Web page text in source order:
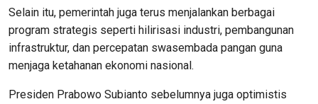
Selain itu, pemerintah juga terus menjalankan berbagai
program strategis seperti hilirisasi industri, pembangunan
infrastruktur, dan percepatan swasembada pangan guna
menjaga ketahanan ekonomi nasional.
Presiden Prabowo Subianto sebelumnya juga optimistis